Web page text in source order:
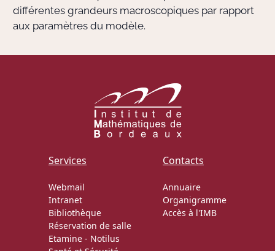
différentes grandeurs macroscopiques par rapport
aux paramètres du modèle.
Services
Webmail
Intranet
Bibliothèque
Réservation de salle
Etamine - Notilus
Contacts
Annuaire
Organigramme
Accès à l'IMB